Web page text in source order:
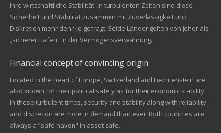
ihre wirtschaftliche Stabilität. In turbulenten Zeiten sind diese
Sicherheit und Stabilität zusammen mit Zuverlässigkeit und
Diskretion mehr denn je gefragt. Beide Länder gelten von jeher als
„sicherer Hafen“ in der Vermögensverwahrung.
Financial concept of convincing origin
Located in the heart of Europe, Switzerland and Liechtenstein are
also known for their political safety as for their economic stability.
In these turbulent times, security and stability along with reliability
and discretion are more in demand than ever. Both countries are
always a "safe haven" in asset safe.
Kundenbewertungen und Erfahrungen zu
EM Global Service AG